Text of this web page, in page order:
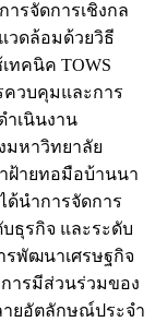
ารจัดการเชิงกล
วดล้อมด้วยวิธี
ทคนิค TOWS
ควบคุมและการ
าเนินงาน
มหาวิทยาลัย
ฝ้ายทอมือบ้านนา
ด้นำการจัดการ
ธุรกิจ และระดับ
รพัฒนาเศรษฐกิจ
ารมีส่วนร่วมของ
ยอัตลักษณ์ประจำ